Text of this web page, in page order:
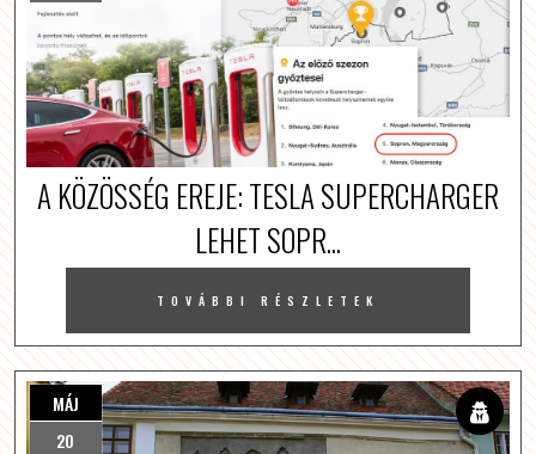
A KÖZÖSSÉG EREJE: TESLA SUPERCHARGER
LEHET SOPR...
TOVÁBBI RÉSZLETEK
MÁJ
20